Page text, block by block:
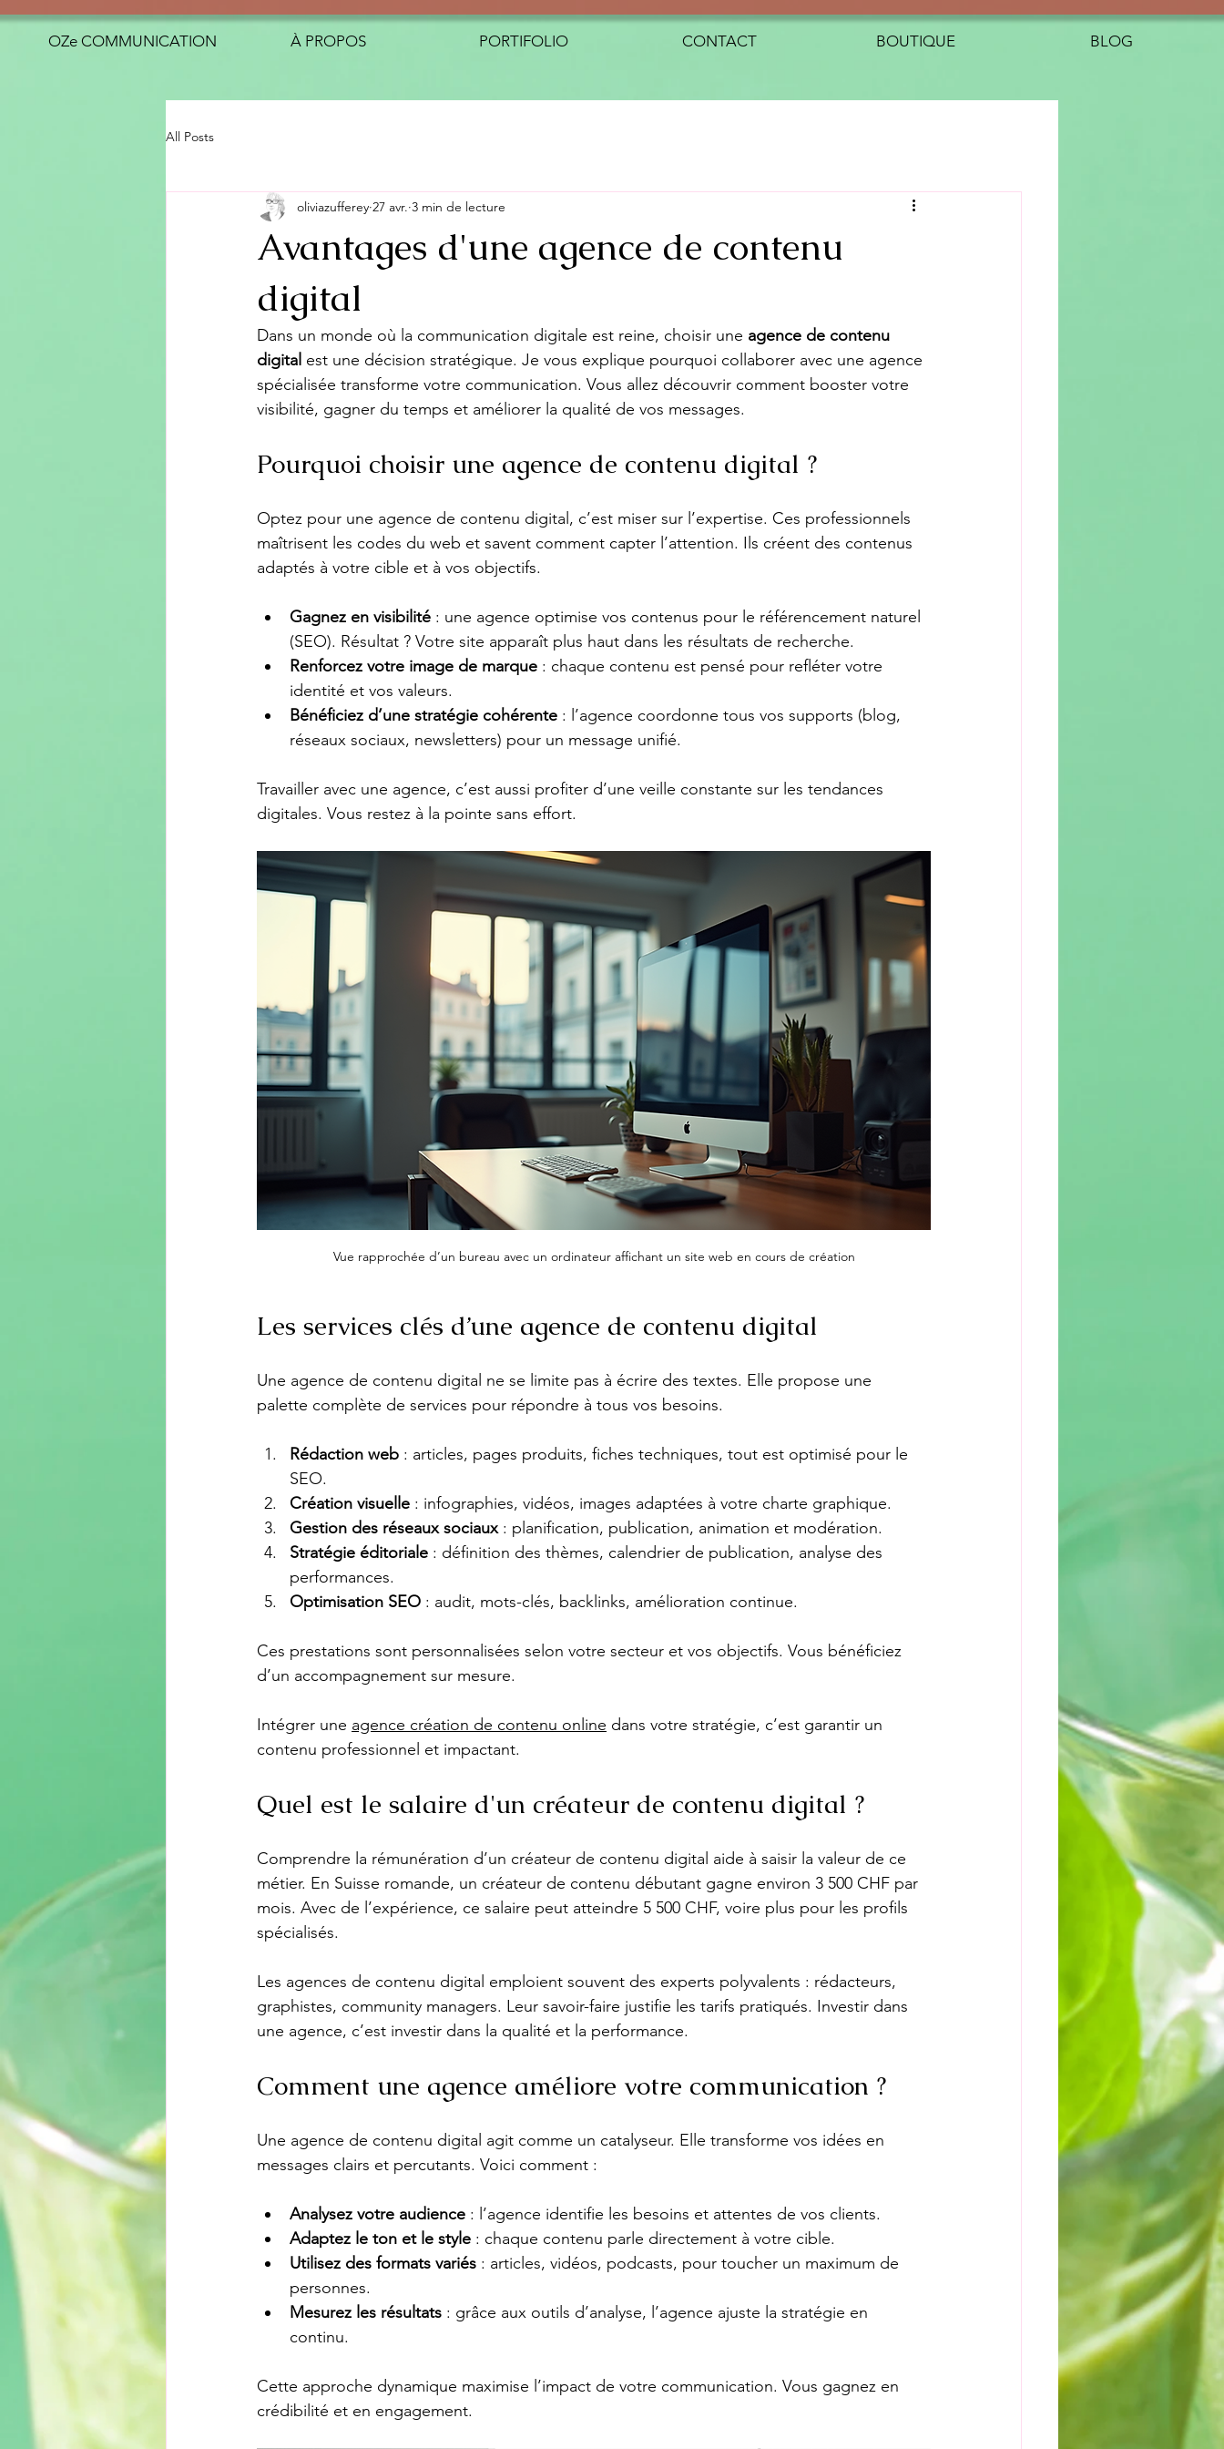
OZe COMMUNICATION À PROPOS PORTIFOLIO CONTACT BOUTIQUE BLOG
All Posts
Avantages d'une agence de contenu
digital
oliviazufferey 27 avr. 3 min de lecture
Dans un monde où la communication digitale est reine, choisir une agence de contenu
digital est une décision stratégique. Je vous explique pourquoi collaborer avec une agence
spécialisée transforme votre communication. Vous allez découvrir comment booster votre
visibilité, gagner du temps et améliorer la qualité de vos messages.
Pourquoi choisir une agence de contenu digital ?
Optez pour une agence de contenu digital, c’est miser sur l’expertise. Ces professionnels
maîtrisent les codes du web et savent comment capter l’attention. Ils créent des contenus
adaptés à votre cible et à vos objectifs.
Gagnez en visibilité : une agence optimise vos contenus pour le référencement naturel
(SEO). Résultat ? Votre site apparaît plus haut dans les résultats de recherche.
Renforcez votre image de marque : chaque contenu est pensé pour refléter votre
identité et vos valeurs.
Bénéficiez d’une stratégie cohérente : l’agence coordonne tous vos supports (blog,
réseaux sociaux, newsletters) pour un message unifié.
Travailler avec une agence, c’est aussi profiter d’une veille constante sur les tendances
digitales. Vous restez à la pointe sans effort.
Vue rapprochée d’un bureau avec un ordinateur affichant un site web en cours de création
Les services clés d’une agence de contenu digital
Une agence de contenu digital ne se limite pas à écrire des textes. Elle propose une
palette complète de services pour répondre à tous vos besoins.
Rédaction web : articles, pages produits, fiches techniques, tout est optimisé pour le
SEO.
Création visuelle : infographies, vidéos, images adaptées à votre charte graphique.
Gestion des réseaux sociaux : planification, publication, animation et modération.
Stratégie éditoriale : définition des thèmes, calendrier de publication, analyse des
performances.
Optimisation SEO : audit, mots-clés, backlinks, amélioration continue.
Ces prestations sont personnalisées selon votre secteur et vos objectifs. Vous bénéficiez
d’un accompagnement sur mesure.
Intégrer une agence création de contenu online dans votre stratégie, c’est garantir un
contenu professionnel et impactant.
Quel est le salaire d'un créateur de contenu digital ?
Comprendre la rémunération d’un créateur de contenu digital aide à saisir la valeur de ce
métier. En Suisse romande, un créateur de contenu débutant gagne environ 3 500 CHF par
mois. Avec de l’expérience, ce salaire peut atteindre 5 500 CHF, voire plus pour les profils
spécialisés.
Les agences de contenu digital emploient souvent des experts polyvalents : rédacteurs,
graphistes, community managers. Leur savoir-faire justifie les tarifs pratiqués. Investir dans
une agence, c’est investir dans la qualité et la performance.
Comment une agence améliore votre communication ?
Une agence de contenu digital agit comme un catalyseur. Elle transforme vos idées en
messages clairs et percutants. Voici comment :
Analysez votre audience : l’agence identifie les besoins et attentes de vos clients.
Adaptez le ton et le style : chaque contenu parle directement à votre cible.
Utilisez des formats variés : articles, vidéos, podcasts, pour toucher un maximum de
personnes.
Mesurez les résultats : grâce aux outils d’analyse, l’agence ajuste la stratégie en
continu.
Cette approche dynamique maximise l’impact de votre communication. Vous gagnez en
crédibilité et en engagement.